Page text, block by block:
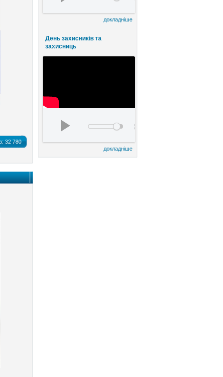
докладніше
День захисників та
захисниць
докладніше
32 780